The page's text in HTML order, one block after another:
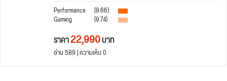
Performance
(9.66)
Gaming (9.74)
ราคา22,990บาท
อ่าน 589 | ความเห็น 0